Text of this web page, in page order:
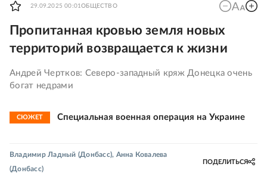
29.09.2025 00:01ОБЩЕСТВО
Пропитанная кровью земля новых
территорий возвращается к жизни
Андрей Чертков: Северо-западный кряж Донецка очень
богат недрами
СЮЖЕТ Специальная военная операция на Украине
Владимир Ладный (Донбасс), Анна Ковалева
(Донбасс)
ПОДЕЛИТЬСЯ